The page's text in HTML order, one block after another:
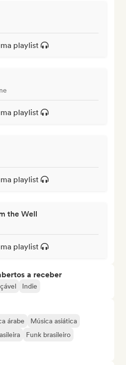
playlist
playlist
playlist
the Well
playlist
a receber
Indie
árabe
Música asiática
Funk brasileiro